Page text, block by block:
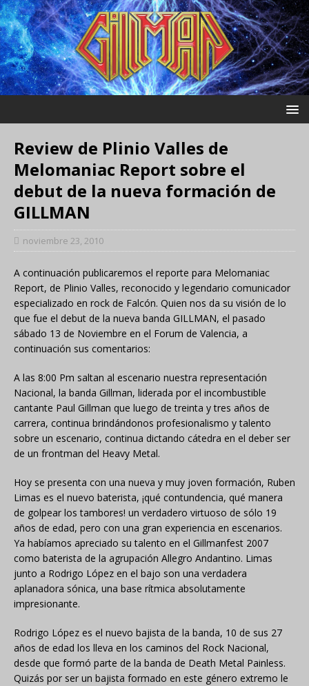
Review de Plinio Valles de
Melomaniac Report sobre el
debut de la nueva formación de
GILLMAN
noviembre 23, 2010
A continuación publicaremos el reporte para Melomaniac
Report, de Plinio Valles, reconocido y legendario comunicador
especializado en rock de Falcón. Quien nos da su visión de lo
que fue el debut de la nueva banda GILLMAN, el pasado
sábado 13 de Noviembre en el Forum de Valencia, a
continuación sus comentarios:
A las 8:00 Pm saltan al escenario nuestra representación
Nacional, la banda Gillman, liderada por el incombustible
cantante Paul Gillman que luego de treinta y tres años de
carrera, continua brindándonos profesionalismo y talento
sobre un escenario, continua dictando cátedra en el deber ser
de un frontman del Heavy Metal.
Hoy se presenta con una nueva y muy joven formación, Ruben
Limas es el nuevo baterista, ¡qué contundencia, qué manera
de golpear los tambores! un verdadero virtuoso de sólo 19
años de edad, pero con una gran experiencia en escenarios.
Ya habíamos apreciado su talento en el Gillmanfest 2007
como baterista de la agrupación Allegro Andantino. Limas
junto a Rodrigo López en el bajo son una verdadera
aplanadora sónica, una base rítmica absolutamente
impresionante.
Rodrigo López es el nuevo bajista de la banda, 10 de sus 27
años de edad los lleva en los caminos del Rock Nacional,
desde que formó parte de la banda de Death Metal Painless.
Quizás por ser un bajista formado en este género extremo le